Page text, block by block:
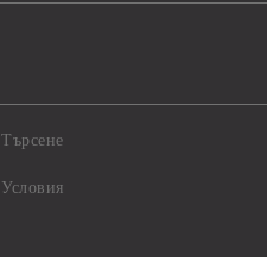
Търсене
Условия